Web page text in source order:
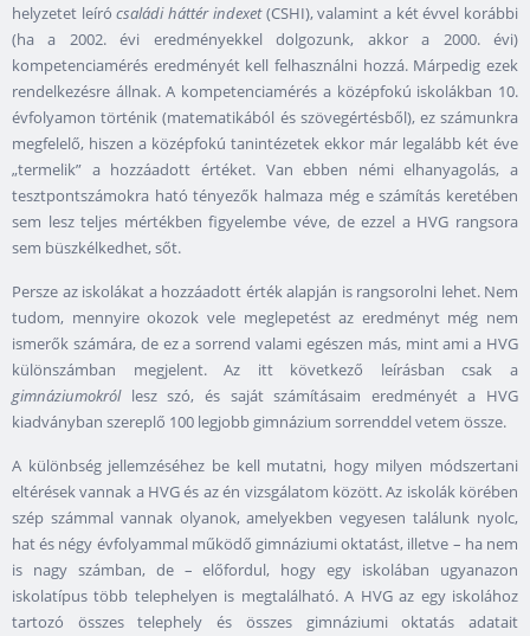
helyzetet leírócsaládi háttér indexet(CSHI), valamint a két évvel korábbi
(ha a 2002. évi eredményekkel dolgozunk, akkor a 2000. évi)
kompetenciamérés eredményét kell felhasználni hozzá. Márpedig ezek
rendelkezésre állnak. A kompetenciamérés a középfokú iskolákban 10.
évfolyamon történik (matematikából és szövegértésből), ez számunkra
megfelelő, hiszen a középfokú tanintézetek ekkor már legalább két éve
„termelik” a hozzáadott értéket. Van ebben némi elhanyagolás, a
tesztpontszámokra ható tényezők halmaza még e számítás keretében
sem lesz teljes mértékben figyelembe véve, de ezzel a HVG rangsora
sem büszkélkedhet, sőt.
Persze az iskolákat a hozzáadott érték alapján is rangsorolni lehet. Nem
tudom, mennyire okozok vele meglepetést az eredményt még nem
ismerők számára, de ez a sorrend valami egészen más, mint ami a HVG
különszámban megjelent. Az itt következő leírásban csak a
gimnáziumokróllesz szó, és saját számításaim eredményét a HVG
kiadványban szereplő 100 legjobb gimnázium sorrenddel vetem össze.
A különbség jellemzéséhez be kell mutatni, hogy milyen módszertani
eltérések vannak a HVG és az én vizsgálatom között. Az iskolák körében
szép számmal vannak olyanok, amelyekben vegyesen találunk nyolc,
hat és négy évfolyammal működő gimnáziumi oktatást, illetve – ha nem
is nagy számban, de – előfordul, hogy egy iskolában ugyanazon
iskolatípus több telephelyen is megtalálható. A HVG az egy iskolához
tartozó összes telephely és összes gimnáziumi oktatás adatait